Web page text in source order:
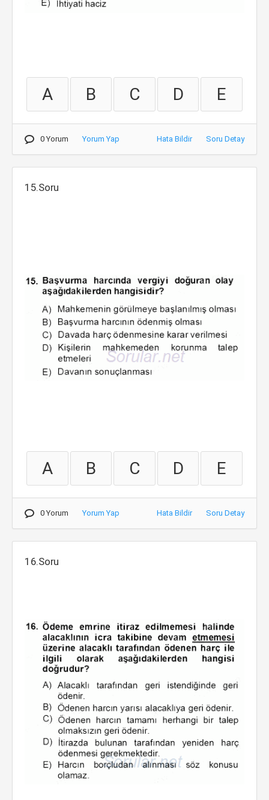
A B C D E
0 Yorum Yorum Yap Hata Bildir Soru Detay
15.Soru
A B C D E
0 Yorum Yorum Yap Hata Bildir Soru Detay
16.Soru